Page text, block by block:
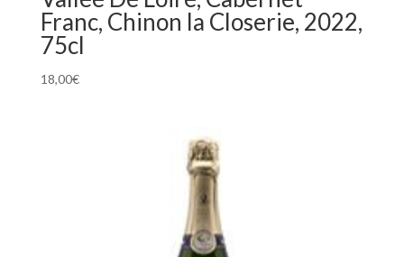
Franc, Chinon la Closerie, 2022,
75cl
18,00€